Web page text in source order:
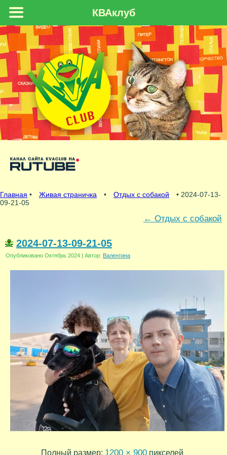
Главная • Живая страничка • Отдых с собакой
• 2024-07-13-
09-21-05
← Отдых с собакой
2024-07-13-09-21-05
Опубликовано Октябрь 2024 | Автор: Валентина
Полный размер: 1200 × 900 пикселей
КВАклуб